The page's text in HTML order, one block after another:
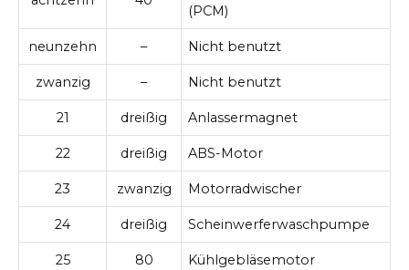
(PCM)
neunzehn – Nicht benutzt
zwanzig – Nicht benutzt
21 dreißig Anlassermagnet
22 dreißig ABS-Motor
23 zwanzig Motorradwischer
24 dreißig Scheinwerferwaschpumpe
25 80 Kühlgebläsemotor